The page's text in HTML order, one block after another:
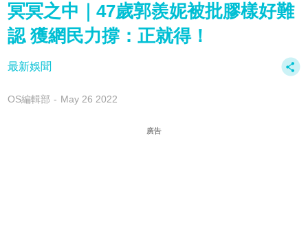
冥冥之中｜47歲郭羨妮被批膠樣好難
認 獲網民力撐：正就得！
最新娛聞
OS編輯部 May 26 2022
廣告